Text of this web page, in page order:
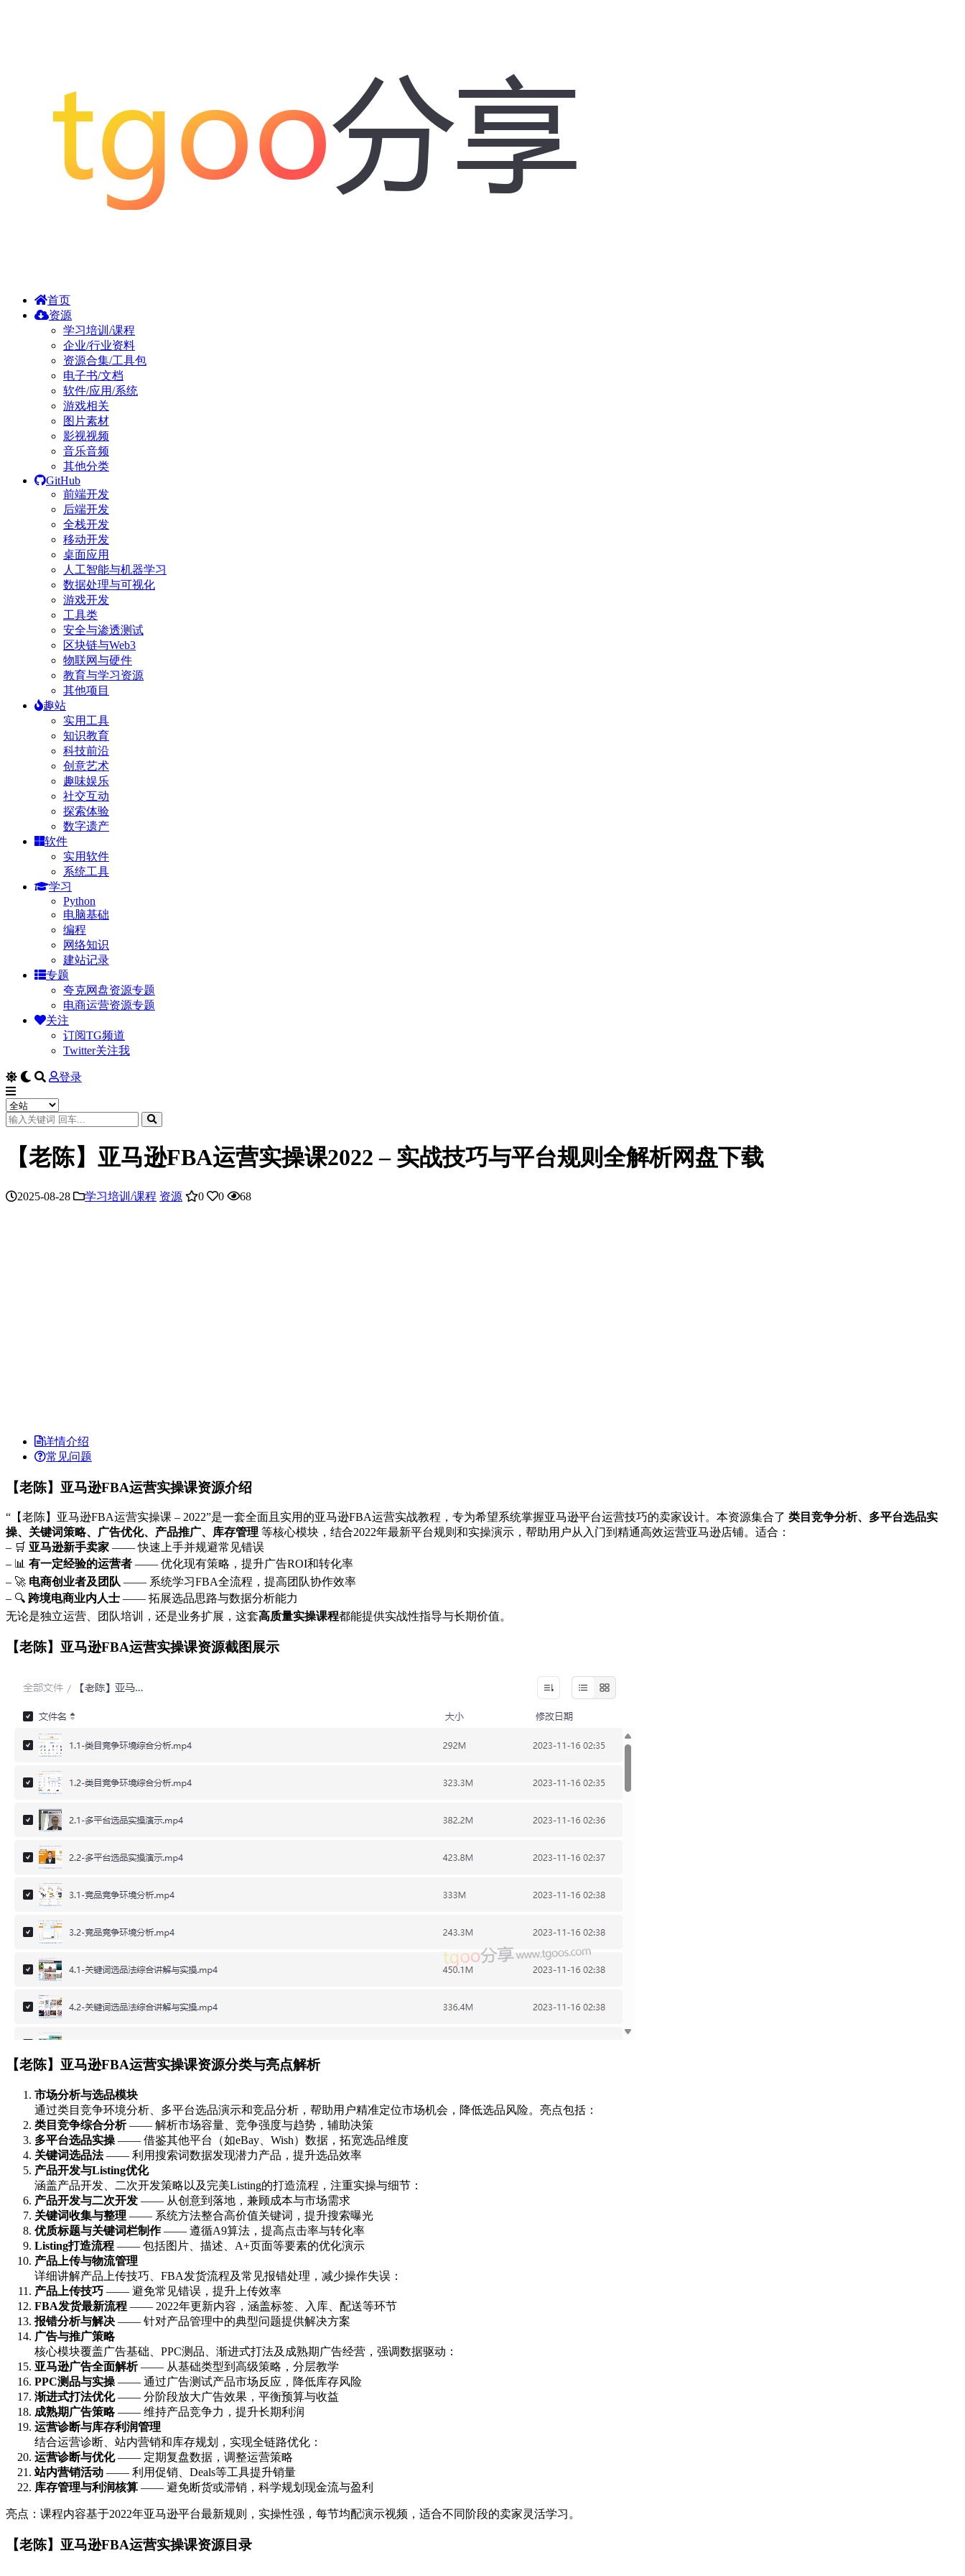
首页
资源
学习培训/课程
企业/行业资料
资源合集/工具包
电子书/文档
软件/应用/系统
游戏相关
图片素材
影视视频
音乐音频
其他分类
GitHub
前端开发
后端开发
全栈开发
移动开发
桌面应用
人工智能与机器学习
数据处理与可视化
游戏开发
工具类
安全与渗透测试
区块链与Web3
物联网与硬件
教育与学习资源
其他项目
趣站
实用工具
知识教育
科技前沿
创意艺术
趣味娱乐
社交互动
探索体验
数字遗产
软件
实用软件
系统工具
学习
Python
电脑基础
编程
网络知识
建站记录
专题
夸克网盘资源专题
电商运营资源专题
关注
订阅TG频道
Twitter关注我
登录
【老陈】亚马逊FBA运营实操课2022 – 实战技巧与平台规则全解析网盘下载
2025-08-28 学习培训/课程 资源 0 0 68
详情介绍
常见问题
【老陈】亚马逊FBA运营实操课资源介绍
“【老陈】亚马逊FBA运营实操课 – 2022”是一套全面且实用的亚马逊FBA运营实战教程，专为希望系统掌握亚马逊平台运营技巧的卖家设计。本资源集合了 类目竞争分析、多平台选品实
操、关键词策略、广告优化、产品推广、库存管理 等核心模块，结合2022年最新平台规则和实操演示，帮助用户从入门到精通高效运营亚马逊店铺。适合：
– 🛒 亚马逊新手卖家 —— 快速上手并规避常见错误
– 📊 有一定经验的运营者 —— 优化现有策略，提升广告ROI和转化率
– 🚀 电商创业者及团队 —— 系统学习FBA全流程，提高团队协作效率
– 🔍 跨境电商业内人士 —— 拓展选品思路与数据分析能力
无论是独立运营、团队培训，还是业务扩展，这套高质量实操课程都能提供实战性指导与长期价值。
【老陈】亚马逊FBA运营实操课资源截图展示
【老陈】亚马逊FBA运营实操课资源分类与亮点解析
市场分析与选品模块
通过类目竞争环境分析、多平台选品演示和竞品分析，帮助用户精准定位市场机会，降低选品风险。亮点包括：
类目竞争综合分析—— 解析市场容量、竞争强度与趋势，辅助决策
多平台选品实操 —— 借鉴其他平台（如eBay、Wish）数据，拓宽选品维度
关键词选品法—— 利用搜索词数据发现潜力产品，提升选品效率
产品开发与Listing优化
涵盖产品开发、二次开发策略以及完美Listing的打造流程，注重实操与细节：
产品开发与二次开发 —— 从创意到落地，兼顾成本与市场需求
关键词收集与整理 —— 系统方法整合高价值关键词，提升搜索曝光
优质标题与关键词栏制作—— 遵循A9算法，提高点击率与转化率
Listing打造流程 —— 包括图片、描述、A+页面等要素的优化演示
产品上传与物流管理
详细讲解产品上传技巧、FBA发货流程及常见报错处理，减少操作失误：
产品上传技巧 —— 避免常见错误，提升上传效率
FBA发货最新流程 —— 2022年更新内容，涵盖标签、入库、配送等环节
报错分析与解决 —— 针对产品管理中的典型问题提供解决方案
广告与推广策略
核心模块覆盖广告基础、PPC测品、渐进式打法及成熟期广告经营，强调数据驱动：
亚马逊广告全面解析—— 从基础类型到高级策略，分层教学
PPC测品与实操 —— 通过广告测试产品市场反应，降低库存风险
渐进式打法优化—— 分阶段放大广告效果，平衡预算与收益
成熟期广告策略—— 维持产品竞争力，提升长期利润
运营诊断与库存利润管理
结合运营诊断、站内营销和库存规划，实现全链路优化：
运营诊断与优化—— 定期复盘数据，调整运营策略
站内营销活动 —— 利用促销、Deals等工具提升销量
库存管理与利润核算 —— 避免断货或滞销，科学规划现金流与盈利
亮点：课程内容基于2022年亚马逊平台最新规则，实操性强，每节均配演示视频，适合不同阶段的卖家灵活学习。
【老陈】亚马逊FBA运营实操课资源目录